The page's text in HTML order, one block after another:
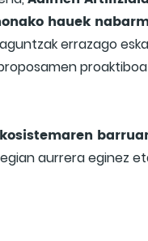
hauek
errazago
aurrera eginez